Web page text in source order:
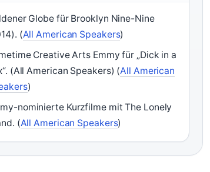
Globe für Brooklyn Nine-Nine
(All American Speakers)
Creative Arts Emmy für „Dick in a
(All American Speakers) (All American
)
nominierte Kurzfilme mit The Lonely
(All American Speakers)